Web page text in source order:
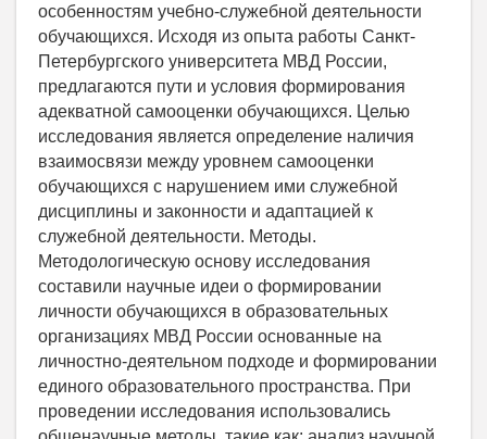
особенностям учебно-служебной деятельности
обучающихся. Исходя из опыта работы Санкт-
Петербургского университета МВД России,
предлагаются пути и условия формирования
адекватной самооценки обучающихся. Целью
исследования является определение наличия
взаимосвязи между уровнем самооценки
обучающихся с нарушением ими служебной
дисциплины и законности и адаптацией к
служебной деятельности. Методы.
Методологическую основу исследования
составили научные идеи о формировании
личности обучающихся в образовательных
организациях МВД России основанные на
личностно-деятельном подходе и формировании
единого образовательного пространства. При
проведении исследования использовались